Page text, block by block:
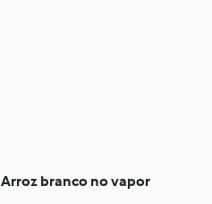
Arroz branco no vapor